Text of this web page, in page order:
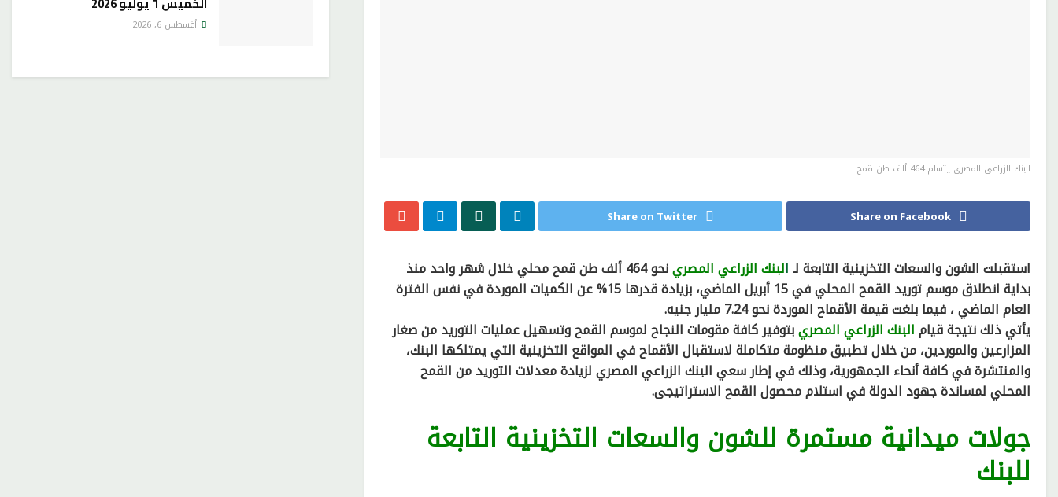
البنك الزراعي المصري يتسلم 464 ألف طن قمح
Share on Facebook
Share on Twitter
استقبلت الشون والسعات التخزينية التابعة لـالبنك الزراعي المصري
نحو 464 ألف طن قمح محلي خلال شهر واحد منذ
بداية انطلاق موسم توريد القمح المحلي في 15 أبريل الماضي، بزيادة قدرها 15% عن الكميات الموردة في نفس الفترة
العام الماضي ، فيما بلغت قيمة الأقماح الموردة نحو 7.24 مليار جنيه.
يأتي ذلك نتيجة قيامالبنك الزراعي المصريبتوفير كافة مقومات النجاح لموسم القمح وتسهيل عمليات التوريد من صغار
المزارعين والموردين، من خلال تطبيق منظومة متكاملة لاستقبال الأقماح في المواقع التخزينية التي يمتلكها البنك،
والمنتشرة في كافة أنحاء الجمهورية، وذلك في إطار سعي البنك الزراعي المصري لزيادة معدلات التوريد من القمح
المحلي لمساندة جهود الدولة في استلام محصول القمح الاستراتيجى.
جولات ميدانية مستمرة للشون والسعات التخزينية التابعة
للبنك
أغسطس 6, 2026